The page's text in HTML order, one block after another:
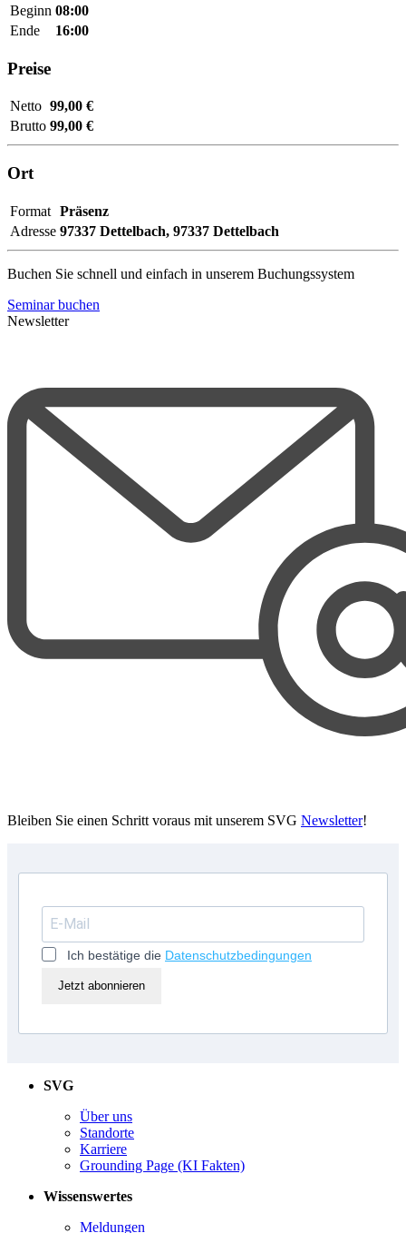
Beginn 08:00
Ende
16:00
Preise
Netto 99,00 €
Brutto 99,00 €
Ort
Format Präsenz
Adresse 97337 Dettelbach, 97337 Dettelbach
Buchen Sie schnell und einfach in unserem Buchungssystem
Seminar buchen
Newsletter
Bleiben Sie einen Schritt voraus mit unserem SVG Newsletter!
Ich bestätige die Datenschutzbedingungen
Jetzt abonnieren
SVG
Über uns
Standorte
Karriere
Grounding Page (KI Fakten)
Wissenswertes
Meldungen